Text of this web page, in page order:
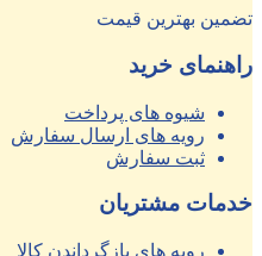
تضمین بهترین قیمت
راهنمای خرید
شیوه های پرداخت
رویه های ارسال سفارش
ثبت سفارش
خدمات مشتریان
رویه های بازگرداندن کالا